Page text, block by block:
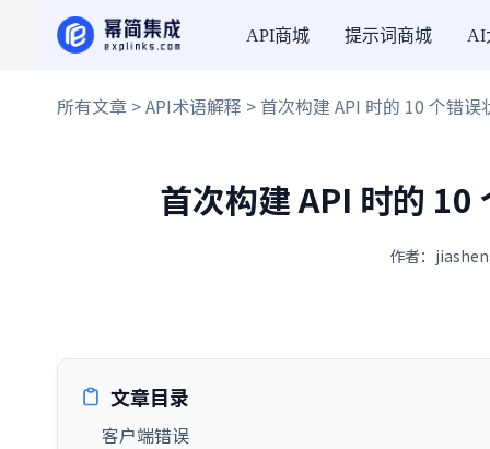
API商城 提示词商城 AI
所有文章 >API术语解释 > 首次构建 API 时的 10 个错
首次构建 API 时的 10
作者：
文章目录
客户端错误